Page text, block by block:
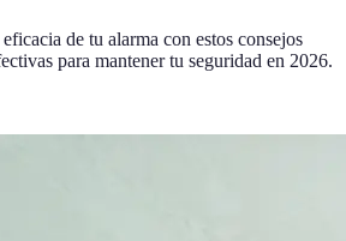
de tu alarma con estos consejos
para mantener tu seguridad en 2026.